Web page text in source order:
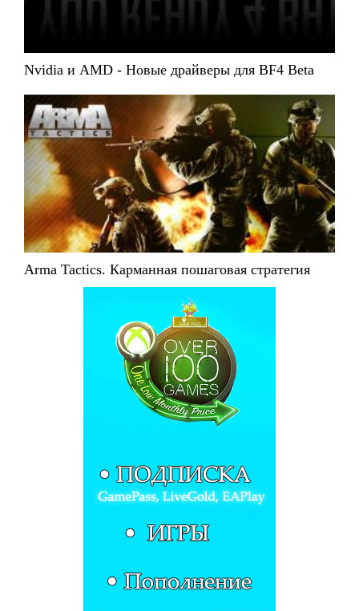
Nvidia и AMD - Новые драйверы для BF4 Beta
Arma Tactics. Карманная пошаговая стратегия